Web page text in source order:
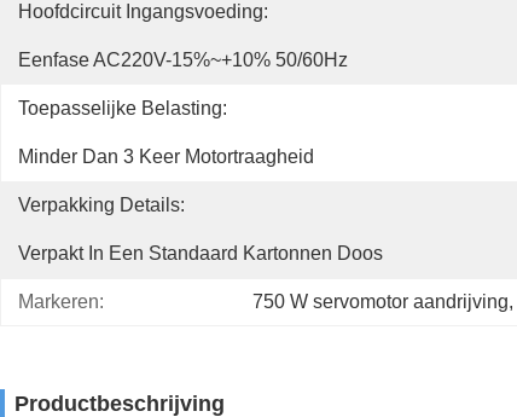
Hoofdcircuit Ingangsvoeding:
Eenfase AC220V-15%~+10% 50/60Hz
Toepasselijke Belasting:
Minder Dan 3 Keer Motortraagheid
Verpakking Details:
Verpakt In Een Standaard Kartonnen Doos
Markeren: 750 W servomotor aandrijving,
Productbeschrijving